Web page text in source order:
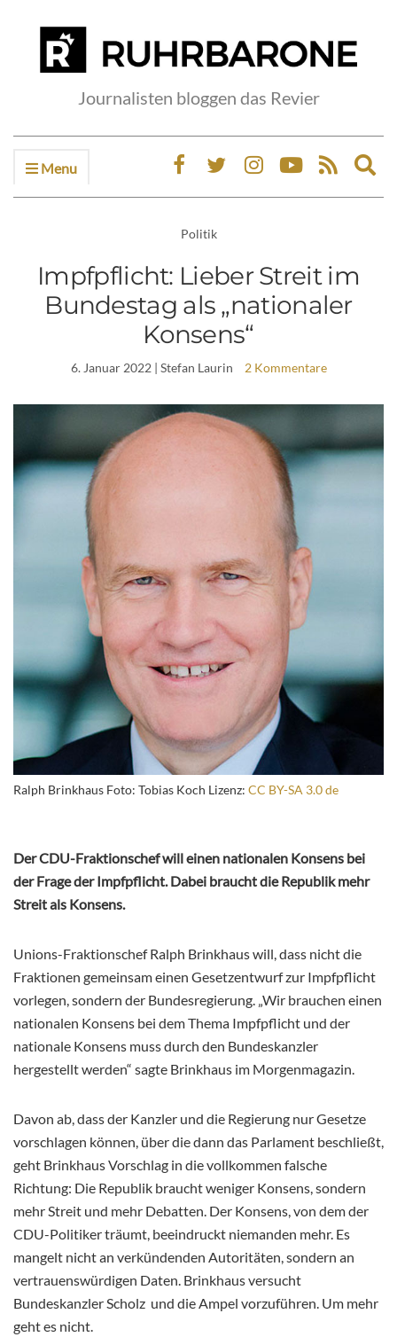
Journalisten bloggen das Revier
Menu
Politik
Impfpflicht: Lieber Streit im
Bundestag als „nationaler
Konsens“
6. Januar 2022| Stefan Laurin 2 Kommentare
Ralph Brinkhaus Foto: Tobias Koch Lizenz: CC BY-SA 3.0 de
Der CDU-Fraktionschef will einen nationalen Konsens bei
der Frage der Impfpflicht. Dabei braucht die Republik mehr
Streit als Konsens.
Unions-Fraktionschef Ralph Brinkhaus will, dass nicht die
Fraktionen gemeinsam einen Gesetzentwurf zur Impfpflicht
vorlegen, sondern der Bundesregierung. „Wir brauchen einen
nationalen Konsens bei dem Thema Impfpflicht und der
nationale Konsens muss durch den Bundeskanzler
hergestellt werden“ sagte Brinkhaus im Morgenmagazin.
Davon ab, dass der Kanzler und die Regierung nur Gesetze
vorschlagen können, über die dann das Parlament beschließt,
geht Brinkhaus Vorschlag in die vollkommen falsche
Richtung: Die Republik braucht weniger Konsens, sondern
mehr Streit und mehr Debatten. Der Konsens, von dem der
CDU-Politiker träumt, beeindruckt niemanden mehr. Es
mangelt nicht an verkündenden Autoritäten, sondern an
vertrauenswürdigen Daten. Brinkhaus versucht
Bundeskanzler Scholz und die Ampel vorzuführen. Um mehr
geht es nicht.